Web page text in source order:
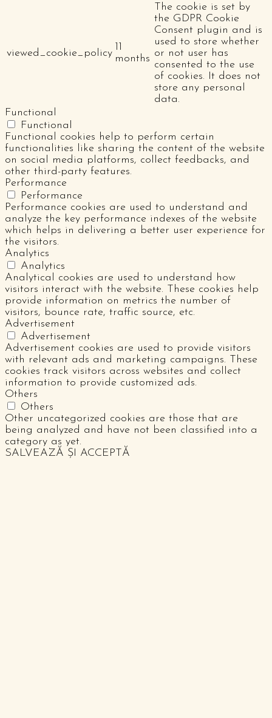
viewed_cookie_policy
11
months
The cookie is set by
the GDPR Cookie
Consent plugin and is
used to store whether
or not user has
consented to the use
of cookies. It does not
store any personal
data.
Functional
Functional
Functional cookies help to perform certain
functionalities like sharing the content of the website
on social media platforms, collect feedbacks, and
other third-party features.
Performance
Performance
Performance cookies are used to understand and
analyze the key performance indexes of the website
which helps in delivering a better user experience for
the visitors.
Analytics
Analytics
Analytical cookies are used to understand how
visitors interact with the website. These cookies help
provide information on metrics the number of
visitors, bounce rate, traffic source, etc.
Advertisement
Advertisement
Advertisement cookies are used to provide visitors
with relevant ads and marketing campaigns. These
cookies track visitors across websites and collect
information to provide customized ads.
Others
Others
Other uncategorized cookies are those that are
being analyzed and have not been classified into a
category as yet.
SALVEAZĂ ȘI ACCEPTĂ